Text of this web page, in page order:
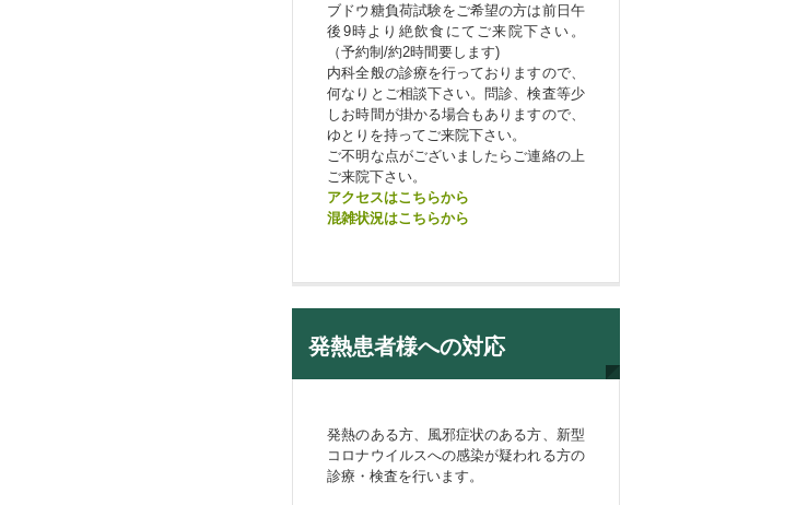
ブドウ糖負荷試験をご希望の方は前日午
後9時より絶飲食にてご来院下さい。
（予約制/約2時間要します)
内科全般の診療を行っておりますので、
何なりとご相談下さい。問診、検査等少
しお時間が掛かる場合もありますので、
ゆとりを持ってご来院下さい。
ご不明な点がございましたらご連絡の上
ご来院下さい。
アクセスはこちらから
混雑状況はこちらから
発熱患者様への対応
発熱のある方、風邪症状のある方、新型
コロナウイルスへの感染が疑われる方の
診療・検査を行います。